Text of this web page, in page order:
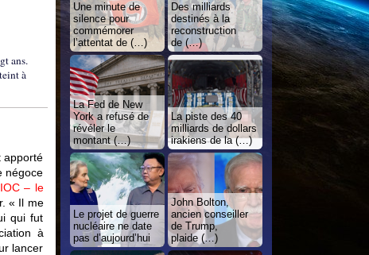
ans.
à
apporté
négoce
– le
« Il me
qui fut
à
lancer
Une minute de
silence pour
commémorer
l’attentat de (…)
Des milliards
destinés à la
reconstruction
de (…)
La Fed de New
York a refusé de
révéler le
montant (…)
La piste des 40
milliards de dollars
irakiens de la (…)
Le projet de guerre
nucléaire ne date
pas d’aujourd’hui
John Bolton,
ancien conseiller
de Trump,
plaide (…)